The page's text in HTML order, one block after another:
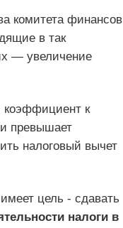
комитета финансов
в так
— увеличение
к
превышает
налоговый вычет
цель - сдавать
налоги в